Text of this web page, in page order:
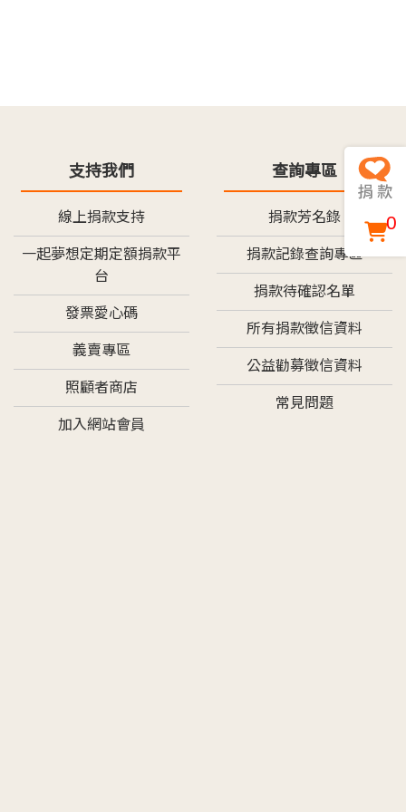
支持我們
線上捐款支持
一起夢想定期定額捐款平
台
發票愛心碼
義賣專區
照顧者商店
加入網站會員
查詢專區
捐款芳名錄
捐款記錄查詢專區
捐款待確認名單
所有捐款徵信資料
公益勸募徵信資料
常見問題
0